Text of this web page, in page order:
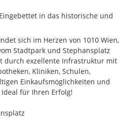
in das historische und
profitieren Sie von höchster
Der Stephansplatz (ca.
Kärntner Straße (ca. 300 m)
(U3/U4) befinden sich in
garantieren eine
sich im Herzen von 1010 Wien,
Stadtpark und Stephansplatz
durch exzellente Infrastruktur mit
Kliniken, Schulen,
Einkaufsmöglichkeiten und
für Ihren Erfolg!